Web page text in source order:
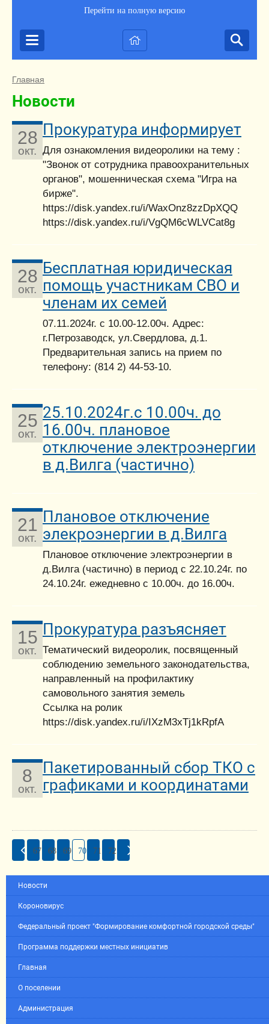
Перейти на полную версию
Главная
Новости
28
окт.
Прокуратура информирует
Для ознакомления видеоролики на тему :
"Звонок от сотрудника правоохранительных
органов", мошенническая схема "Игра на
бирже".
https://disk.yandex.ru/i/WaxOnz8zzDpXQQ
https://disk.yandex.ru/i/VgQM6cWLVCat8g
28
окт.
Бесплатная юридическая
помощь участникам СВО и
членам их семей
07.11.2024г. с 10.00-12.00ч. Адрес:
г.Петрозаводск, ул.Свердлова, д.1.
Предварительная запись на прием по
телефону: (814 2) 44-53-10.
25
окт.
25.10.2024г.с 10.00ч. до
16.00ч. плановое
отключение электроэнергии
в д.Вилга (частично)
21
окт.
Плановое отключение
элекроэнергии в д.Вилга
Плановое отключение электроэнергии в
д.Вилга (частично) в период с 22.10.24г. по
24.10.24г. ежедневно с 10.00ч. до 16.00ч.
15
окт.
Прокуратура разъясняет
Тематический видеоролик, посвященный
соблюдению земельного законодательства,
направленный на профилактику
самовольного занятия земель
Ссылка на ролик
https://disk.yandex.ru/i/IXzM3xTj1kRpfA
8
окт.
Пакетированный сбор ТКО с
графиками и координатами
67 68 69 70 71 72
Новости
Короновирус
Федеральный проект "Формирование комфортной городской среды"
Программа поддержки местных инициатив
Главная
О поселении
Администрация